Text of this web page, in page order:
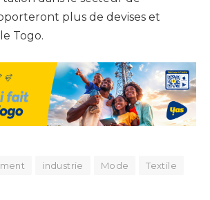
plus de devises et
Togo.
industrie Mode Textile